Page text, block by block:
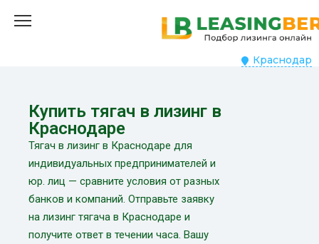
Краснодар
Купить тягач в лизинг в
Краснодаре
Тягач в лизинг в Краснодаре для
индивидуальных предпринимателей и
юр. лиц — сравните условия от разных
банков и компаний. Отправьте заявку
на лизинг тягача в Краснодаре и
получите ответ в течении часа. Вашу